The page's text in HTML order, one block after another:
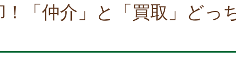
ー
「仲介」と「買取」どっ